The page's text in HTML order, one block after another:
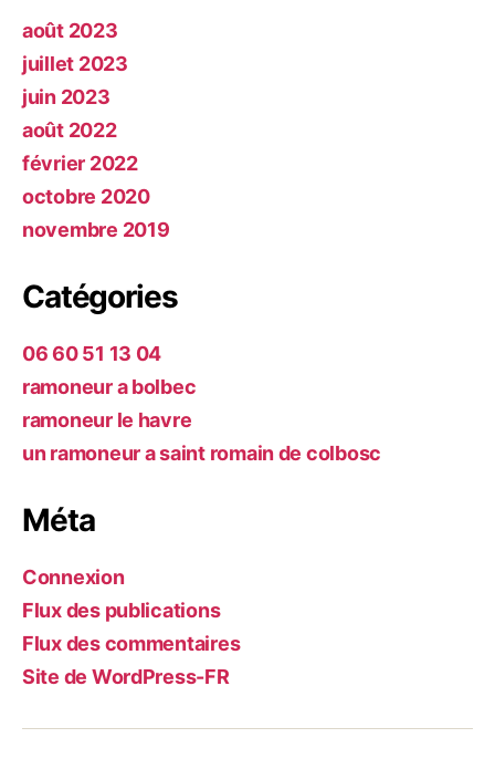
août 2023
juillet 2023
juin 2023
août 2022
février 2022
octobre 2020
novembre 2019
Catégories
06 60 51 13 04
ramoneur a bolbec
ramoneur le havre
un ramoneur a saint romain de colbosc
Méta
Connexion
Flux des publications
Flux des commentaires
Site de WordPress-FR